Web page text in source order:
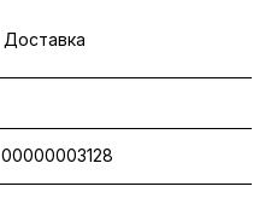
Доставка
00000003128